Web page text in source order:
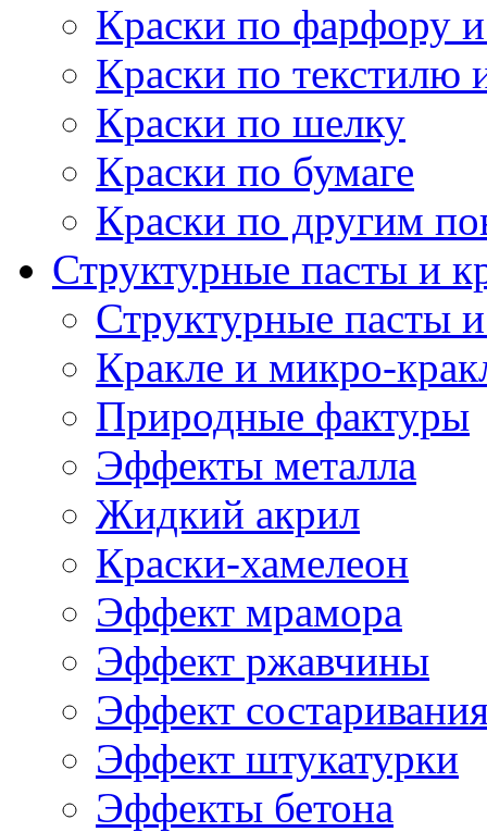
Краски по фарфору
Краски по текстилю
Краски по шелку
Краски по бумаге
Краски по другим
Структурные пасты и
Структурные пасты
Кракле и микро-
Природные фактуры
Эффекты металла
Жидкий акрил
Краски-хамелеон
Эффект мрамора
Эффект ржавчины
Эффект
Эффект штукатурки
Эффекты бетона